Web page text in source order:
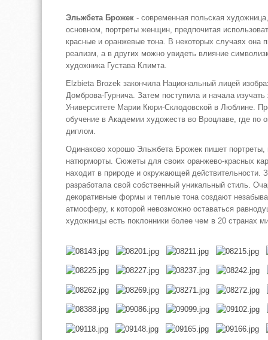
Эльжбета Брожек - современная польская
основном, портреты женщин, предпочитая
красные и оранжевые тона. В некоторых случаях она
реализм, а в других можно увидеть влияние
художника Густава Климта.
Elzbieta Brozek закончила Национальный лицей
Домброва-Гурнича. Затем поступила и начала
Университете Марии Кюри-Склодовской в Люблине.
обучение в Академии художеств во Вроцлаве, где по
диплом.
Одинаково хорошо Эльжбета Брожек пишет портреты,
натюрморты. Сюжеты для своих оранжево-красных
находит в природе и окружающей действительности.
разработала свой собственный уникальный стиль.
декоративные формы и теплые тона создают
атмосферу, к которой невозможно оставаться
художницы есть поклонники более чем в 20 странах